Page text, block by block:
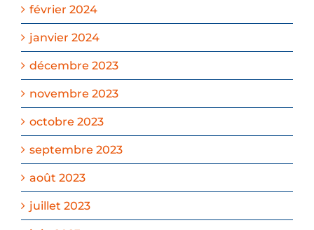
février 2024
janvier 2024
décembre 2023
novembre 2023
octobre 2023
septembre 2023
août 2023
juillet 2023